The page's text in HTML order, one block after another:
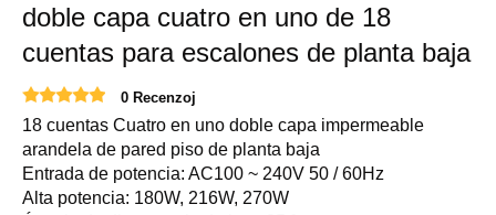
doble capa cuatro en uno de 18
cuentas para escalones de planta baja
0 Recenzoj
18 cuentas Cuatro en uno doble capa impermeable
arandela de pared piso de planta baja
Entrada de potencia: AC100 ~ 240V 50 / 60Hz
Alta potencia: 180W, 216W, 270W